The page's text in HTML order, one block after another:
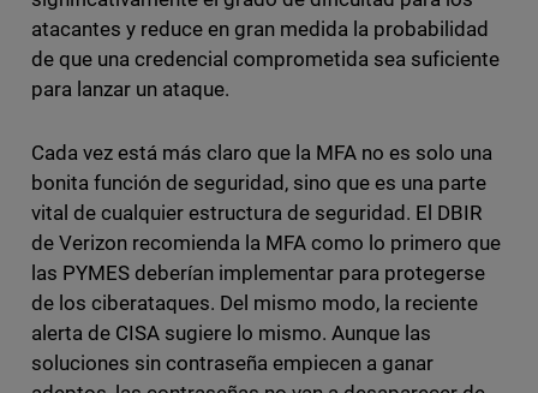
atacantes y reduce en gran medida la probabilidad
de que una credencial comprometida sea suficiente
para lanzar un ataque.
Cada vez está más claro que la MFA no es solo una
bonita función de seguridad, sino que es una parte
vital de cualquier estructura de seguridad. El DBIR
de Verizon recomienda la MFA como lo primero que
las PYMES deberían implementar para protegerse
de los ciberataques. Del mismo modo, la reciente
alerta de CISA sugiere lo mismo. Aunque las
soluciones sin contraseña empiecen a ganar